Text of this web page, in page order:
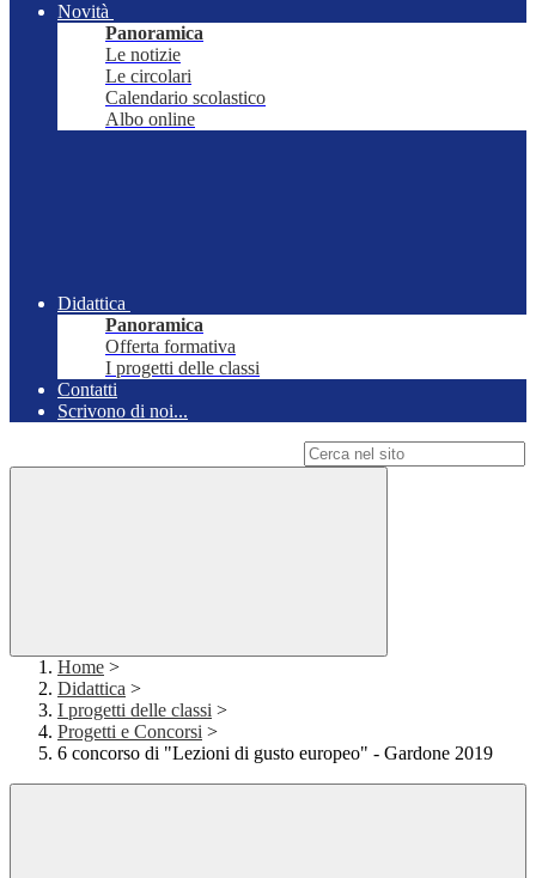
Novità
Panoramica
Le notizie
Le circolari
Calendario scolastico
Albo online
Didattica
Panoramica
Offerta formativa
I progetti delle classi
Contatti
Scrivono di noi...
Home >
Didattica >
I progetti delle classi >
Progetti e Concorsi >
6 concorso di "Lezioni di gusto europeo" - Gardone 2019